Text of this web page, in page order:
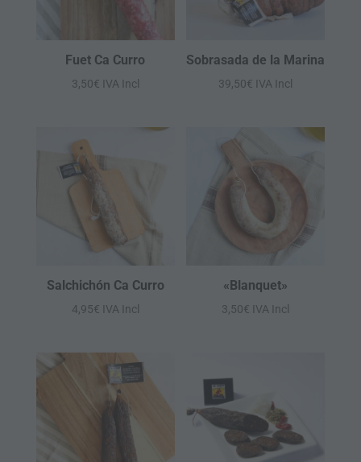
Fuet Ca Curro
3,50€ IVA Incl
Sobrasada de la Marina
39,50€ IVA Incl
Salchichón Ca Curro
4,95€ IVA Incl
«Blanquet»
3,50€ IVA Incl